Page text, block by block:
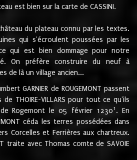
est bien sur la carte de CASSINI.
du plateau connu par les textes.
qui s'écroulent poussées par les
qui est bien dommage pour notre
On préfère construire du neuf à
de là un village ancien...
GARNIER de ROUGEMONT passent
THOIRE-VILLARS pour tout ce qu'ils
Rogemont le 05 février 12301 . En
céda les terres possédées dans
Corcelles et Ferrières aux chartreux.
traite avec Thomas comte de SAVOIE